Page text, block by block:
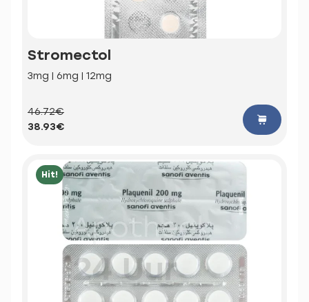
Stromectol
3mg | 6mg | 12mg
46.72€
38.93€
Hit!